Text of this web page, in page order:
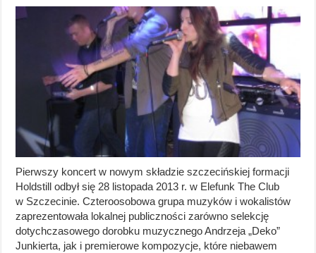
Pierwszy koncert w nowym składzie szczecińskiej formacji
Holdstill odbył się 28 listopada 2013 r. w Elefunk The Club
w Szczecinie. Czteroosobowa grupa muzyków i wokalistów
zaprezentowała lokalnej publiczności zarówno selekcję
dotychczasowego dorobku muzycznego Andrzeja „Deko”
Junkierta, jak i premierowe kompozycje, które niebawem